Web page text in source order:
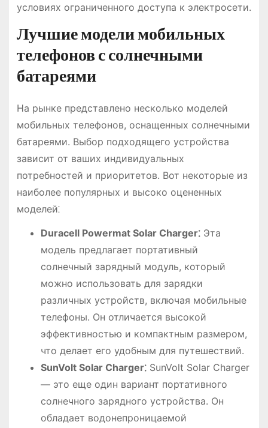
условиях ограниченного доступа к электросети.
Лучшие модели мобильных
телефонов с солнечными
батареями
На рынке представлено несколько моделей
мобильных телефонов, оснащенных солнечными
батареями. Выбор подходящего устройства
зависит от ваших индивидуальных
потребностей и приоритетов. Вот некоторые из
наиболее популярных и высоко оцененных
моделей⁚
Duracell Powermat Solar Charger⁚Эта
модель предлагает портативный
солнечный зарядный модуль, который
можно использовать для зарядки
различных устройств, включая мобильные
телефоны. Он отличается высокой
эффективностью и компактным размером,
что делает его удобным для путешествий.
SunVolt Solar Charger⁚SunVolt Solar Charger
― это еще один вариант портативного
солнечного зарядного устройства. Он
обладает водонепроницаемой